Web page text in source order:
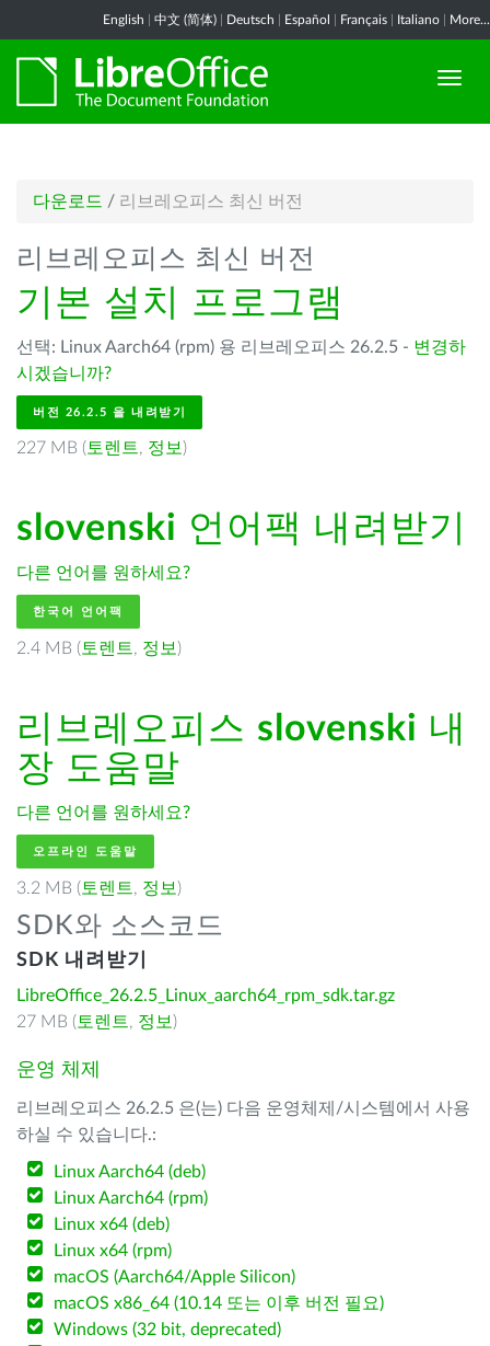
English 中文 (简体) Deutsch Español Français Italiano More...
다운로드 / 리브레오피스 최신 버전
리브레오피스 최신 버전
기본 설치 프로그램
선택: Linux Aarch64 (rpm) 용 리브레오피스 26.2.5 - 변경하
시겠습니까?
버전 26.2.5 을 내려받기
227 MB ( 토렌트, 정보 )
slovenski 언어팩 내려받기
다른 언어를 원하세요?
한국어 언어팩
2.4 MB ( 토렌트, 정보 )
리브레오피스 slovenski 내
장 도움말
다른 언어를 원하세요?
오프라인 도움말
3.2 MB ( 토렌트, 정보 )
SDK와 소스코드
SDK 내려받기
LibreOffice_26.2.5_Linux_aarch64_rpm_sdk.tar.gz
27 MB ( 토렌트, 정보 )
운영 체제
리브레오피스 26.2.5 은(는) 다음 운영체제/시스템에서 사용
하실 수 있습니다.:
Linux Aarch64 (deb)
Linux Aarch64 (rpm)
Linux x64 (deb)
Linux x64 (rpm)
macOS (Aarch64/Apple Silicon)
macOS x86_64 (10.14 또는 이후 버전 필요)
Windows (32 bit, deprecated)